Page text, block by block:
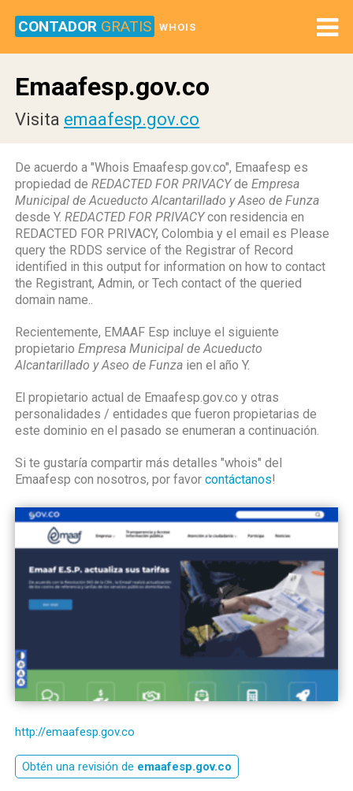
CONTADOR GRATIS WHOIS
Emaafesp.gov.co
Visita emaafesp.gov.co
De acuerdo a "Whois Emaafesp.gov.co", Emaafesp es
propiedad de REDACTED FOR PRIVACYde Empresa
Municipal de Acueducto Alcantarillado y Aseo de Funza
desde Y. REDACTED FOR PRIVACYcon residencia en
REDACTED FOR PRIVACY, Colombia y el email es Please
query the RDDS service of the Registrar of Record
identified in this output for information on how to contact
the Registrant, Admin, or Tech contact of the queried
domain name..
Recientemente, EMAAF Esp incluye el siguiente
propietario Empresa Municipal de Acueducto
Alcantarillado y Aseo de Funza ien el año Y.
El propietario actual de Emaafesp.gov.co y otras
personalidades / entidades que fueron propietarias de
este dominio en el pasado se enumeran a continuación.
Si te gustaría compartir más detalles "whois" del
Emaafesp con nosotros, por favor contáctanos!
http://emaafesp.gov.co
Obtén una revisión de emaafesp.gov.co